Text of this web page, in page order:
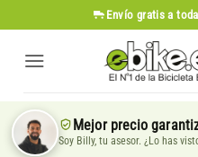
al
contenido
Envío gratis a
Mejor precio
Soy Billy, tu asesor. ¿Lo has